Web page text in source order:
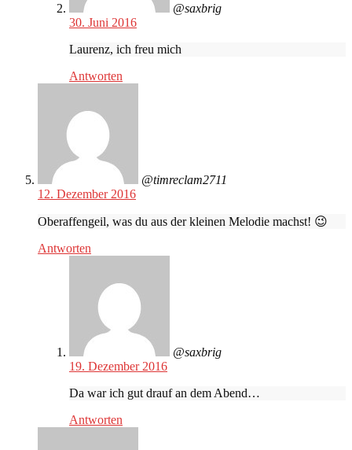
@saxbrig
30. Juni 2016
Laurenz, ich freu mich
Antworten
@timreclam2711
12. Dezember 2016
Oberaffengeil, was du aus der kleinen Melodie machst! 😉
Antworten
@saxbrig
19. Dezember 2016
Da war ich gut drauf an dem Abend…
Antworten